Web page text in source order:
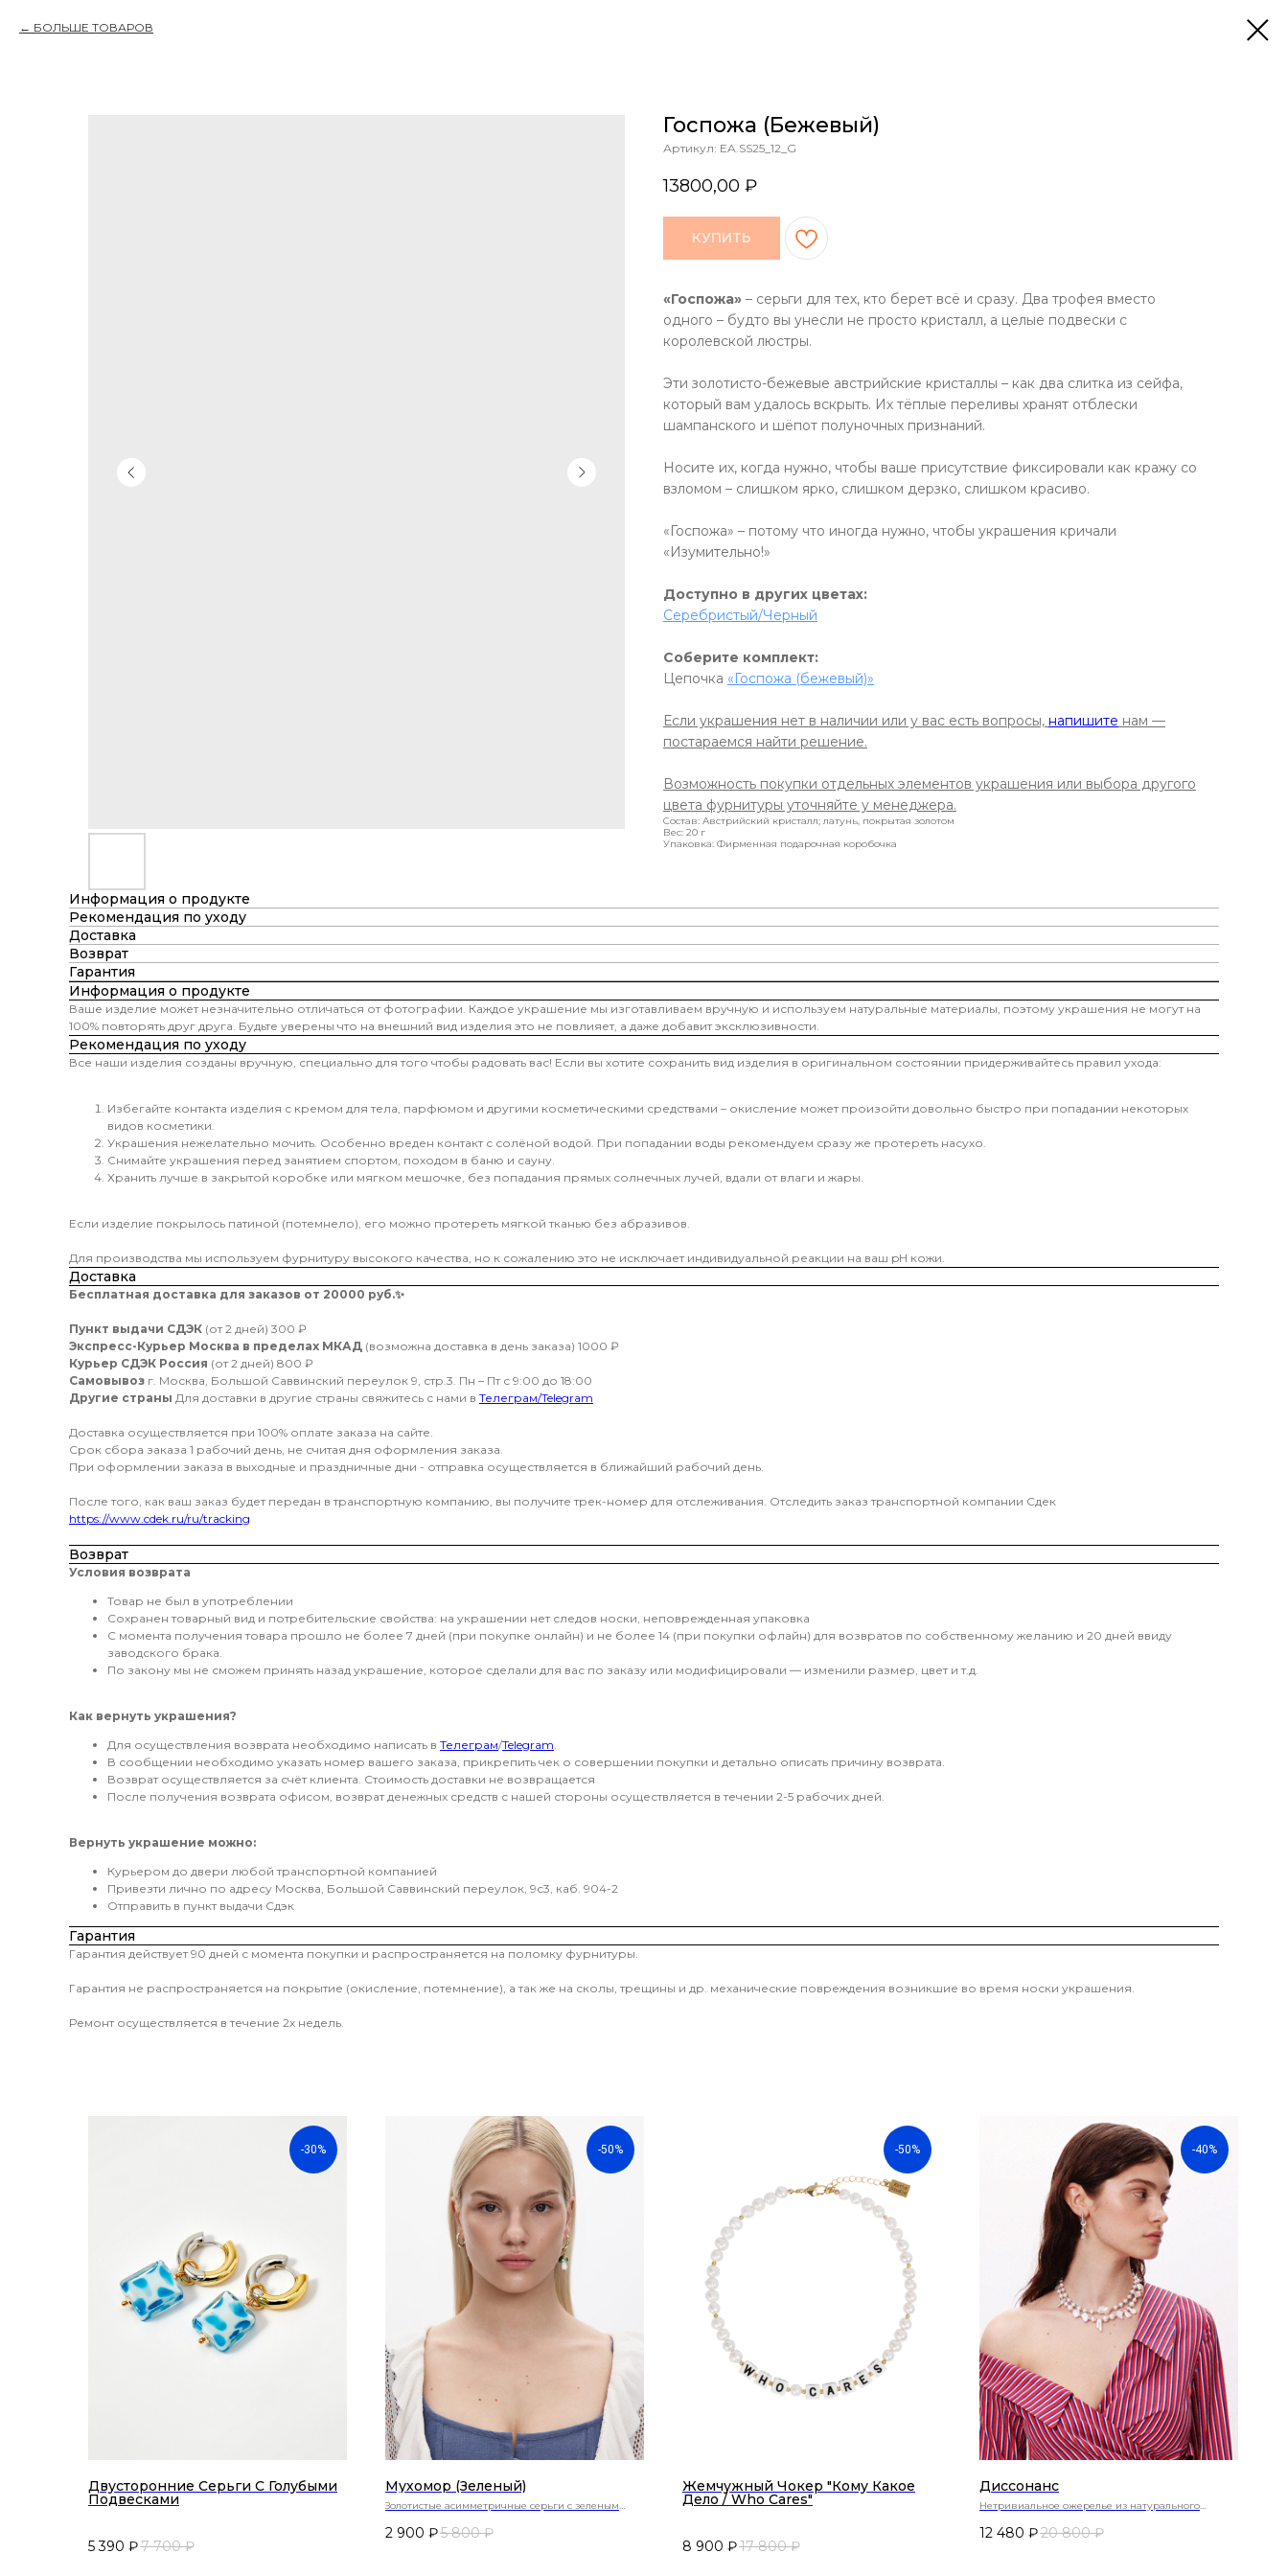
БОЛЬШЕ ТОВАРОВ
Госпожа (бежевый)
Артикул: EA.SS25_12_G
13800,00 ₽
КУПИТЬ
«Госпожа» – серьги для тех, кто берет всё и сразу. Два трофея вместо
одного – будто вы унесли не просто кристалл, а целые подвески с
королевской люстры.
Эти золотисто-бежевые австрийские кристаллы – как два слитка из сейфа,
который вам удалось вскрыть. Их тёплые переливы хранят отблески
шампанского и шёпот полуночных признаний.
Носите их, когда нужно, чтобы ваше присутствие фиксировали как кражу со
взломом – слишком ярко, слишком дерзко, слишком красиво.
«Госпожа» – потому что иногда нужно, чтобы украшения кричали
«Изумительно!»
Доступно в других цветах:
Серебристый/Черный
Соберите комплект:
Цепочка «Госпожа (бежевый)»
Если украшения нет в наличии или у вас есть вопросы, напишите нам —
постараемся найти решение.
Возможность покупки отдельных элементов украшения или выбора другого
цвета фурнитуры уточняйте у менеджера.
Состав: Австрийский кристалл; латунь, покрытая золотом
Вес: 20 г
Упаковка: Фирменная подарочная коробочка
Информация о продукте
Рекомендация по уходу
Доставка
Возврат
Гарантия
Информация о продукте
Ваше изделие может незначительно отличаться от фотографии. Каждое украшение мы изготавливаем вручную и используем натуральные материалы, поэтому украшения не могут на
100% повторять друг друга. Будьте уверены что на внешний вид изделия это не повлияет, а даже добавит эксклюзивности.
Рекомендация по уходу
Все наши изделия созданы вручную, специально для того чтобы радовать вас! Если вы хотите сохранить вид изделия в оригинальном состоянии придерживайтесь правил ухода:
Избегайте контакта изделия с кремом для тела, парфюмом и другими косметическими средствами – окисление может произойти довольно быстро при попадании некоторых
видов косметики.
Украшения нежелательно мочить. Особенно вреден контакт с солёной водой. При попадании воды рекомендуем сразу же протереть насухо.
Снимайте украшения перед занятием спортом, походом в баню и сауну.
Хранить лучше в закрытой коробке или мягком мешочке, без попадания прямых солнечных лучей, вдали от влаги и жары.
Если изделие покрылось патиной (потемнело), его можно протереть мягкой тканью без абразивов.
Для производства мы используем фурнитуру высокого качества, но к сожалению это не исключает индивидуальной реакции на ваш pH кожи.
Доставка
Бесплатная доставка для заказов от 20000 руб.✨
Пункт выдачи СДЭК (от 2 дней) 300 ₽
Экспресс-Курьер Москва в пределах МКАД (возможна доставка в день заказа) 1000 ₽
Курьер СДЭК Россия (от 2 дней) 800 ₽
Самовывоз г. Москва, Большой Саввинский переулок 9, стр.3. Пн – Пт с 9:00 до 18:00
Другие страны Для доставки в другие страны свяжитесь с нами в Телеграм/Telegram
Доставка осуществляется при 100% оплате заказа на сайте.
Срок сбора заказа 1 рабочий день, не считая дня оформления заказа.
При оформлении заказа в выходные и праздничные дни - отправка осуществляется в ближайший рабочий день.
После того, как ваш заказ будет передан в транспортную компанию, вы получите трек-номер для отслеживания. Отследить заказ транспортной компании Сдек
https://www.cdek.ru/ru/tracking
Возврат
Условия возврата
Товар не был в употреблении
Сохранен товарный вид и потребительские свойства: на украшении нет следов носки, неповрежденная упаковка
С момента получения товара прошло не более 7 дней (при покупке онлайн) и не более 14 (при покупки офлайн) для возвратов по собственному желанию и 20 дней ввиду
заводского брака.
По закону мы не сможем принять назад украшение, которое сделали для вас по заказу или модифицировали — изменили размер, цвет и т.д.
Как вернуть украшения?
Для осуществления возврата необходимо написать в Телеграм/Telegram.
В сообщении необходимо указать номер вашего заказа, прикрепить чек о совершении покупки и детально описать причину возврата.
Возврат осуществляется за счёт клиента. Стоимость доставки не возвращается
После получения возврата офисом, возврат денежных средств с нашей стороны осуществляется в течении 2-5 рабочих дней.
Вернуть украшение можно:
Курьером до двери любой транспортной компанией
Привезти лично по адресу Москва, Большой Саввинский переулок, 9с3, каб. 904-2
Отправить в пункт выдачи Сдэк
Гарантия
Гарантия действует 90 дней с момента покупки и распространяется на поломку фурнитуры.
Гарантия не распространяется на покрытие (окисление, потемнение), а так же на сколы, трещины и др. механические повреждения возникшие во время носки украшения.
Ремонт осуществляется в течение 2х недель.
-30%
Двусторонние Серьги С Голубыми
Подвесками
5 390 ₽7 700 ₽
-50%
Мухомор (зеленый)
Золотистые асимметричные серьги с зеленым
2 900 ₽5 800 ₽
-50%
Жемчужный Чокер "Кому Какое
Дело / Who Cares"
8 900 ₽17 800 ₽
-40%
Диссонанс
Нетривиальное ожерелье из натурального
12 480 ₽20 800 ₽